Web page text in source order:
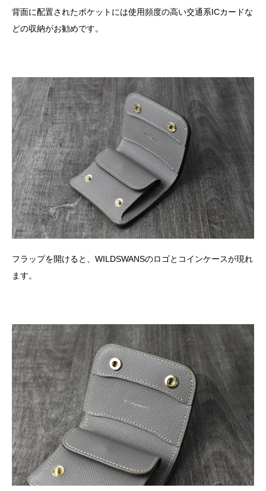
背面に配置されたポケットには使用頻度の高い交通系ICカードな
どの収納がお勧めです。
フラップを開けると、WILDSWANSのロゴとコインケースが現れ
ます。